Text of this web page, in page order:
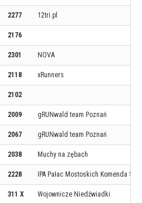
2277 12tri.pl
2176
2301 NOVA
2118 xRunners
2102
2009 gRUNwald team Poznań
2067 gRUNwald team Poznań
2038 Muchy na zębach
2228 IPA Pałac Mostoskich Komenda
311 X Wojownicze Niedźwiadki